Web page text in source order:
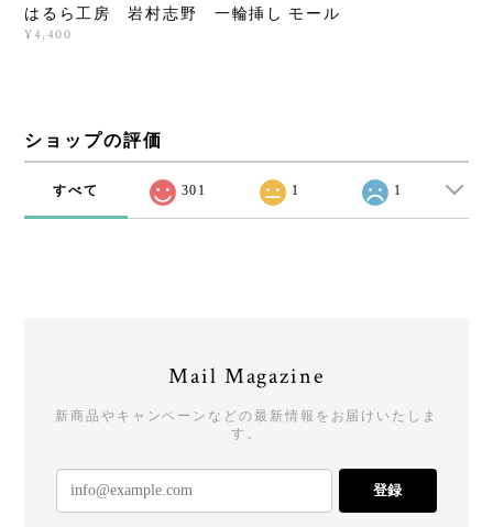
はるら工房 岩村志野 一輪挿し モール
¥4,400
ショップの評価
すべて 301 1 1
Mail Magazine
新商品やキャンペーンなどの最新情報をお届けいたしま
す。
登録